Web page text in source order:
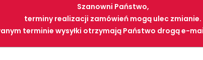
Szanowni Państwo,
terminy realizacji zamówień mogą ulec zmianie.
terminie wysyłki otrzymają Państwo drogą e-